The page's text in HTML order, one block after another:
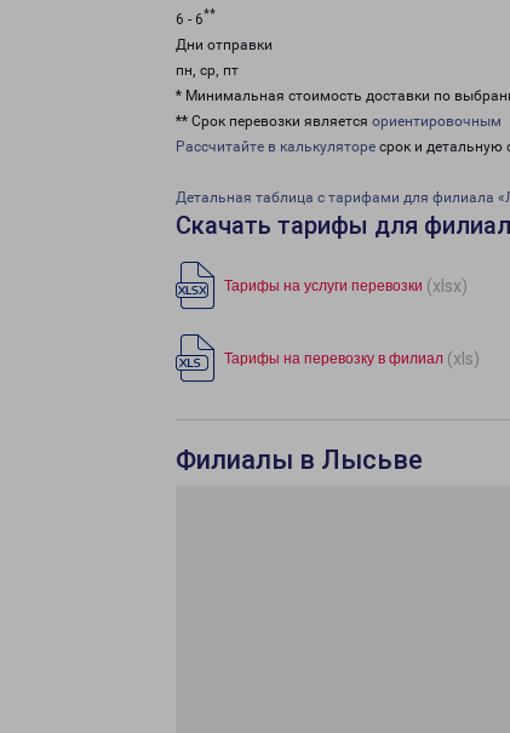
6 - 6**
Дни отправки
пн, ср, пт
* Минимальная стоимость доставки по
** Срок перевозки является ориентировочным
Рассчитайте в калькуляторе срок и детальную
Детальная таблица с тарифами для филиала
Скачать тарифы для
Тарифы на услуги перевозки (xlsx)
Тарифы на перевозку в филиал (xls)
Филиалы в Лысьве